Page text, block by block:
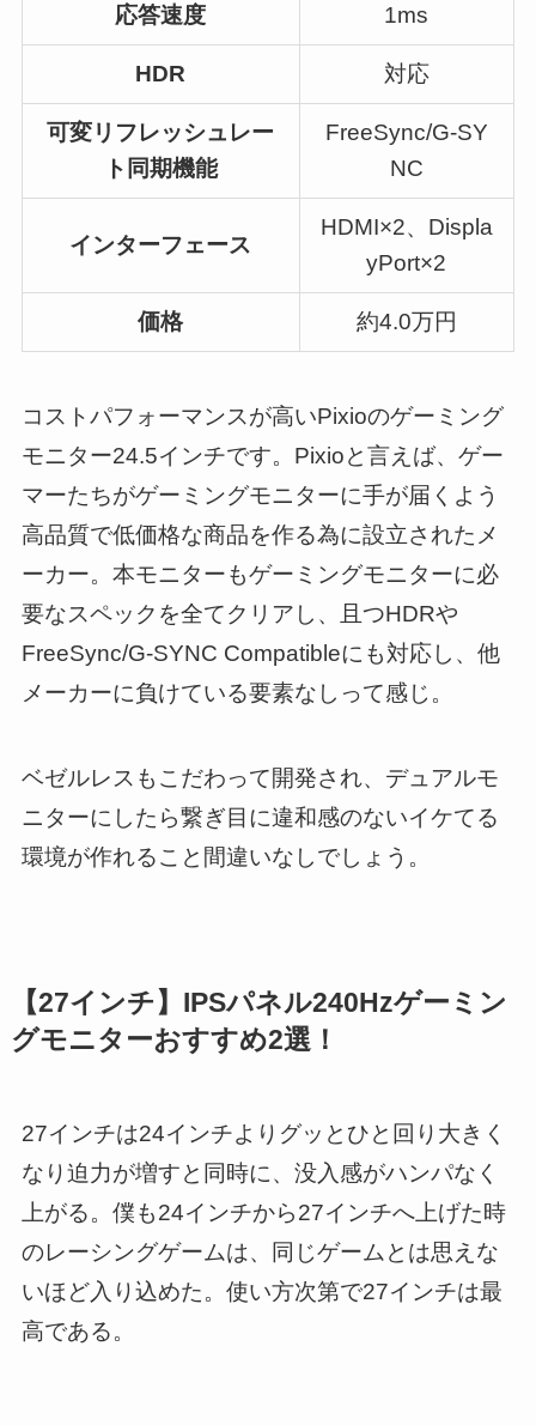
応答速度 1ms
HDR 対応
可変リフレッシュレー
ト同期機能
FreeSync/G-SY
NC
インターフェース
HDMI×2、Displa
yPort×2
価格 約4.0万円
コストパフォーマンスが高いPixioのゲーミング
モニター24.5インチです。Pixioと言えば、ゲー
マーたちがゲーミングモニターに手が届くよう
高品質で低価格な商品を作る為に設立されたメ
ーカー。本モニターもゲーミングモニターに必
要なスペックを全てクリアし、且つHDRや
FreeSync/G-SYNC Compatibleにも対応し、他
メーカーに負けている要素なしって感じ。
ベゼルレスもこだわって開発され、デュアルモ
ニターにしたら繋ぎ目に違和感のないイケてる
環境が作れること間違いなしでしょう。
【27インチ】IPSパネル240Hzゲーミン
グモニターおすすめ2選！
27インチは24インチよりグッとひと回り大きく
なり迫力が増すと同時に、没入感がハンパなく
上がる。僕も24インチから27インチへ上げた時
のレーシングゲームは、同じゲームとは思えな
いほど入り込めた。使い方次第で27インチは最
高である。